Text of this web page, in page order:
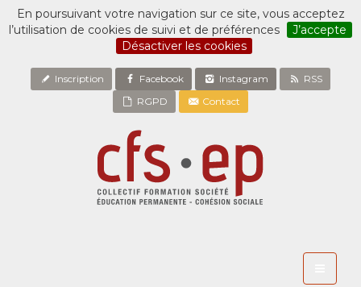
En poursuivant votre navigation sur ce site, vous acceptez
l’utilisation de cookies de suivi et de préférences
J’accepte
Désactiver les cookies
Inscription Facebook Instagram
RSS
RGPD
Contact